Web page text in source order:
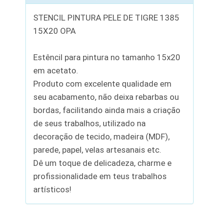
STENCIL PINTURA PELE DE TIGRE 1385
15X20 OPA
Estêncil para pintura no tamanho 15x20
em acetato.
Produto com excelente qualidade em
seu acabamento, não deixa rebarbas ou
bordas, facilitando ainda mais a criação
de seus trabalhos, utilizado na
decoração de tecido, madeira (MDF),
parede, papel, velas artesanais etc.
Dê um toque de delicadeza, charme e
profissionalidade em teus trabalhos
artísticos!